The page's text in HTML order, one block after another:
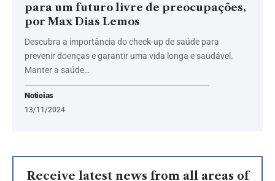
para um futuro livre de preocupações,
por Max Dias Lemos
Descubra a importância do check-up de saúde para
prevenir doenças e garantir uma vida longa e saudável.
Manter a saúde…
Noticias
13/11/2024
Receive latest news from all areas of